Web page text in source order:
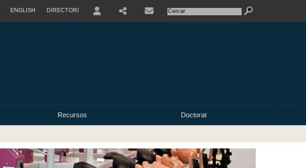
ENGLISH DIRECTORI
Recursos Doctorat